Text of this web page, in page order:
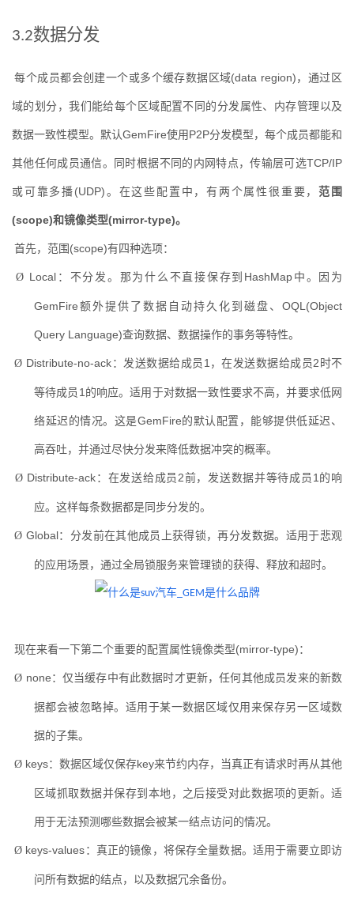
3.2数据分发
每个成员都会创建一个或多个缓存数据区域(data region)，通过区
域的划分，我们能给每个区域配置不同的分发属性、内存管理以及
数据一致性模型。默认GemFire使用P2P分发模型，每个成员都能和
其他任何成员通信。同时根据不同的内网特点，传输层可选TCP/IP
或可靠多播(UDP)。在这些配置中，有两个属性很重要，范围
(scope)和镜像类型(mirror-type)。
首先，范围(scope)有四种选项：
Ø Local ：不分发。那为什么不直接保存到 HashMap中。因为
GemFire额外提供了数据自动持久化到磁盘、 OQL(Object
Query Language)查询数据、数据操作的事务等特性。
Ø Distribute-no-ack：发送数据给成员 1 ，在发送数据给成员2 时不
等待成员 1 的响应。适用于对数据一致性要求不高，并要求低网
络延迟的情况。这是GemFire的默认配置，能够提供低延迟、
高吞吐，并通过尽快分发来降低数据冲突的概率。
Ø Distribute-ack：在发送给成员 2前，发送数据并等待成员 1 的响
应。这样每条数据都是同步分发的。
Ø Global：分发前在其他成员上获得锁，再分发数据。适用于悲观
的应用场景，通过全局锁服务来管理锁的获得、释放和超时。
现在来看一下第二个重要的配置属性镜像类型(mirror-type)：
Ø none：仅当缓存中有此数据时才更新，任何其他成员发来的新数
据都会被忽略掉。适用于某一数据区域仅用来保存另一区域数
据的子集。
Ø keys：数据区域仅保存key来节约内存，当真正有请求时再从其他
区域抓取数据并保存到本地，之后接受对此数据项的更新。适
用于无法预测哪些数据会被某一结点访问的情况。
Ø keys-values：真正的镜像，将保存全量数据。适用于需要立即访
问所有数据的结点，以及数据冗余备份。